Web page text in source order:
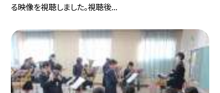
る映像を視聴しました。視聴後...